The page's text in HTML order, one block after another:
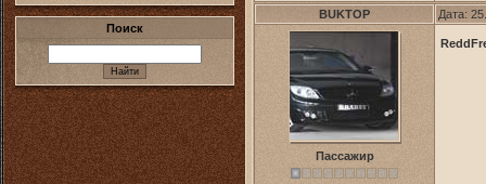
Поиск
BUKTOP Дата:
Пассажир